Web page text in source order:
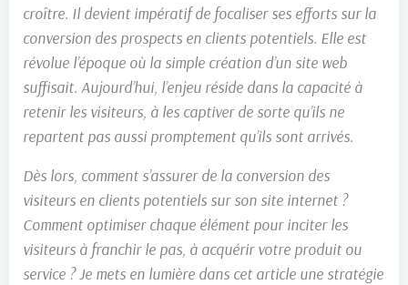
croître. Il devient impératif de focaliser ses efforts sur la
conversion des prospects en clients potentiels. Elle est
révolue l’époque où la simple création d’un site web
suffisait. Aujourd’hui, l’enjeu réside dans la capacité à
retenir les visiteurs, à les captiver de sorte qu’ils ne
repartent pas aussi promptement qu’ils sont arrivés.
Dès lors, comment s’assurer de la conversion des
visiteurs en clients potentiels sur son site internet ?
Comment optimiser chaque élément pour inciter les
visiteurs à franchir le pas, à acquérir votre produit ou
service ? Je mets en lumière dans cet article une stratégie